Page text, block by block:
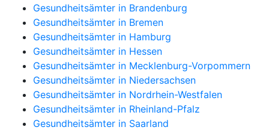
Gesundheitsämter in Brandenburg
Gesundheitsämter in Bremen
Gesundheitsämter in Hamburg
Gesundheitsämter in Hessen
Gesundheitsämter in Mecklenburg-Vorpommern
Gesundheitsämter in Niedersachsen
Gesundheitsämter in Nordrhein-Westfalen
Gesundheitsämter in Rheinland-Pfalz
Gesundheitsämter in Saarland